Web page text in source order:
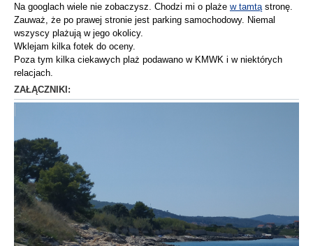
Na googlach wiele nie zobaczysz. Chodzi mi o plaże w tamtąstronę.
Zauważ, że po prawej stronie jest parking samochodowy. Niemal
wszyscy plażują w jego okolicy.
Wklejam kilka fotek do oceny.
Poza tym kilka ciekawych plaż podawano w KMWK i w niektórych
relacjach.
ZAŁĄCZNIKI: